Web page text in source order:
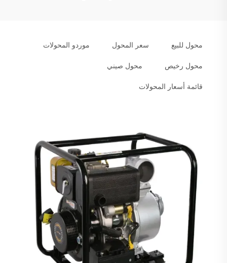
محول للبيع سعر المحول موردو المحولات
محول رخيص محول صيني
قائمة أسعار المحولات